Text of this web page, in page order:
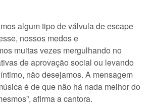
algum tipo de válvula de escape
nossos medos e
muitas vezes mergulhando no
de aprovação social ou levando
não desejamos. A mensagem
é de que não há nada melhor do
afirma a cantora.